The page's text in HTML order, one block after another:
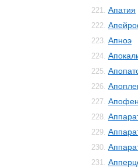
221. Апатия
222.
223. Апноэ
224.
225.
226.
227.
228.
229.
230.
231.